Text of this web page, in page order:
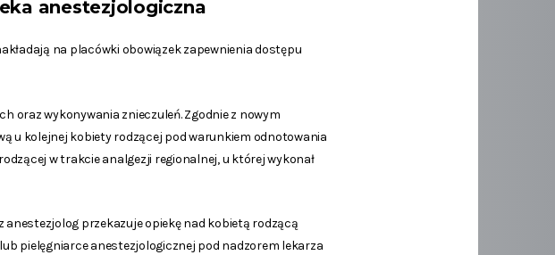
anestezjologiczna
na placówki obowiązek zapewnienia dostępu
oraz wykonywania znieczuleń. Zgodnie z nowym
u kolejnej kobiety rodzącej pod warunkiem odnotowania
w trakcie analgezji regionalnej, u której wykonał
przekazuje opiekę nad kobietą rodzącą
pielęgniarce anestezjologicznej pod nadzorem lekarza